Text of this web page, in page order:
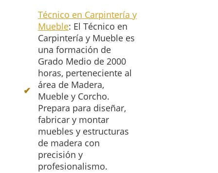
Técnico en Carpintería y
Mueble: El Técnico en
Carpintería y Mueble es
una formación de
Grado Medio de 2000
horas, perteneciente al
área de Madera,
Mueble y Corcho.
Prepara para diseñar,
fabricar y montar
muebles y estructuras
de madera con
precisión y
profesionalismo.